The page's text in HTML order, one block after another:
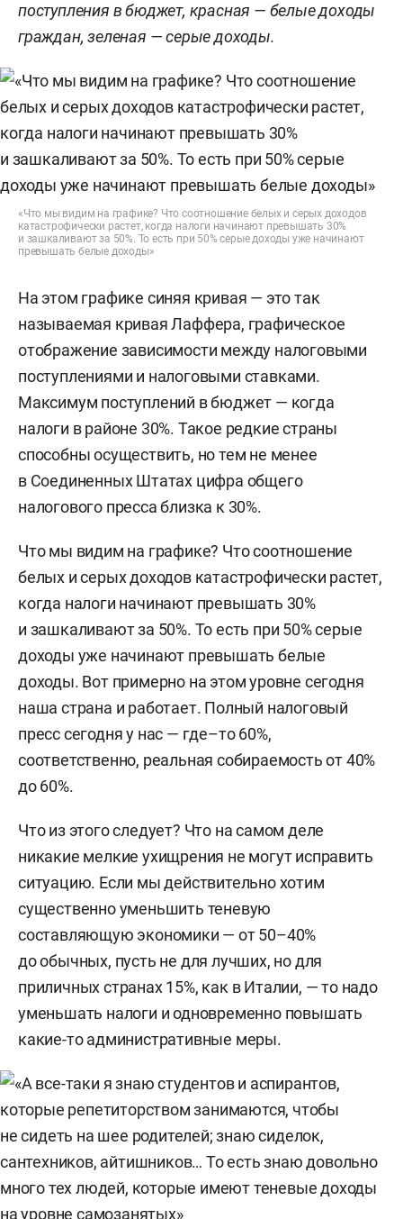
поступления в бюджет, красная — белые доходы
граждан, зеленая — серые доходы.
«Что мы видим на графике? Что соотношение белых и серых доходов
катастрофически растет, когда налоги начинают превышать 30%
и зашкаливают за 50%. То есть при 50% серые доходы уже начинают
превышать белые доходы»
На этом графике синяя кривая — это так
называемая кривая Лаффера, графическое
отображение зависимости между налоговыми
поступлениями и налоговыми ставками.
Максимум поступлений в бюджет — когда
налоги в районе 30%. Такое редкие страны
способны осуществить, но тем не менее
в Соединенных Штатах цифра общего
налогового пресса близка к 30%.
Что мы видим на графике? Что соотношение
белых и серых доходов катастрофически растет,
когда налоги начинают превышать 30%
и зашкаливают за 50%. То есть при 50% серые
доходы уже начинают превышать белые
доходы. Вот примерно на этом уровне сегодня
наша страна и работает. Полный налоговый
пресс сегодня у нас — где–то 60%,
соответственно, реальная собираемость от 40%
до 60%.
Что из этого следует? Что на самом деле
никакие мелкие ухищрения не могут исправить
ситуацию. Если мы действительно хотим
существенно уменьшить теневую
составляющую экономики — от 50–40%
до обычных, пусть не для лучших, но для
приличных странах 15%, как в Италии, — то надо
уменьшать налоги и одновременно повышать
какие-то административные меры.